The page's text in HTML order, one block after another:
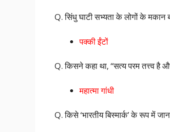
Q. सिंधु घाटी सभ्यता के लोगों के मकान
पक्की ईंटों
Q. किसने कहा था, “सत्य परम तत्त्व है
महात्मा गांधी
Q. किसे ‘भारतीय बिस्मार्क’ के रूप में